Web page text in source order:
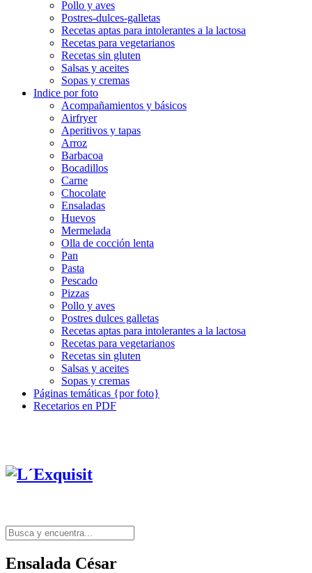
Pollo y aves
Postres-dulces-galletas
Recetas aptas para intolerantes a la lactosa
Recetas para vegetarianos
Recetas sin gluten
Salsas y aceites
Sopas y cremas
Indice por foto
Acompañamientos y básicos
Airfryer
Aperitivos y tapas
Arroz
Barbacoa
Bocadillos
Carne
Chocolate
Ensaladas
Huevos
Mermelada
Olla de cocción lenta
Pan
Pasta
Pescado
Pizzas
Pollo y aves
Postres dulces galletas
Recetas aptas para intolerantes a la lactosa
Recetas para vegetarianos
Recetas sin gluten
Salsas y aceites
Sopas y cremas
Páginas temáticas {por foto}
Recetarios en PDF
Ensalada César